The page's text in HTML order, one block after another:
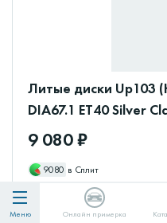
Литые диски Up103
DIA67.1 ET40 Silver
9 080 ₽
9080 в Сплит
Меню Онлайн примерка